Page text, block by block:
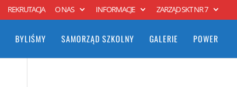
REKRUTACJA O NAS INFORMACJE ZARZĄD SKT NR 7
BYLIŚMY SAMORZĄD SZKOLNY GALERIE POWER